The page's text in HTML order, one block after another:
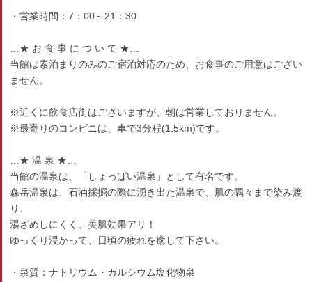
・営業時間：7：00～21：30
…★ お 食 事 に つ い て ★…
当館は素泊まりのみのご宿泊対応のため、お食事のご用意はござい
ません。
※近くに飲食店街はございますが、朝は営業しておりません。
※最寄りのコンビニは、車で3分程(1.5km)です。
…★ 温 泉 ★…
当館の温泉は、「しょっぱい温泉」として有名です。
森岳温泉は、石油採掘の際に湧き出た温泉で、肌の隅々まで染み渡
り、
湯ざめしにくく、美肌効果アリ！
ゆっくり浸かって、日頃の疲れを癒して下さい。
・泉質：ナトリウム・カルシウム塩化物泉